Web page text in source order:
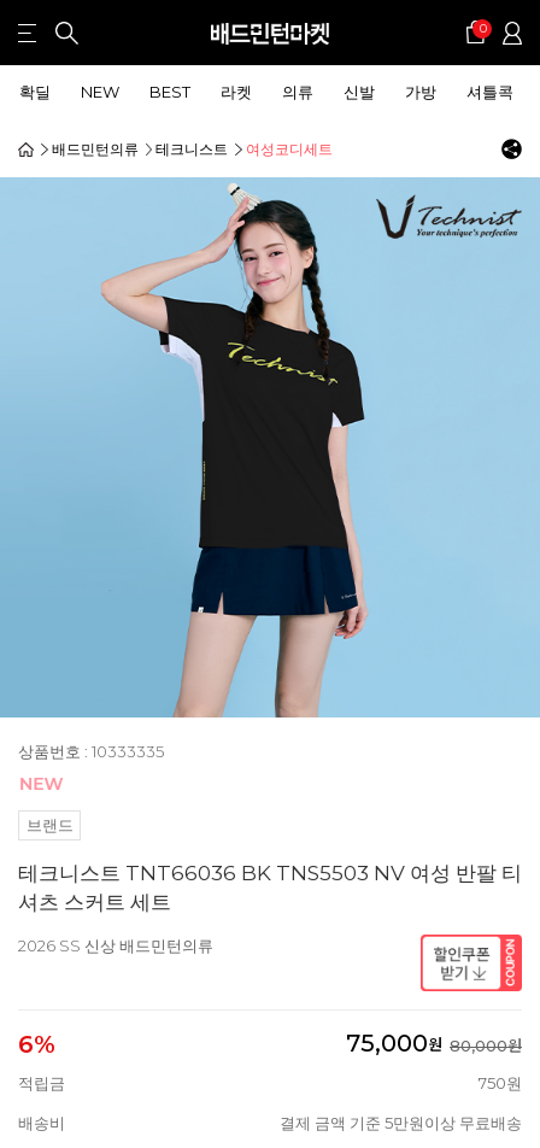
0
확딜 NEW BEST 라켓 의류 신발 가방 셔틀콕
배드민턴의류 테크니스트 여성코디세트
상품번호 : 10333335
브랜드
테크니스트 TNT66036 BK TNS5503 NV 여성 반팔 티
셔츠 스커트 세트
2026 SS 신상 배드민턴의류
6% 75,000원 80,000원
적립금
750원
배송비 결제 금액 기준 5만원이상 무료배송